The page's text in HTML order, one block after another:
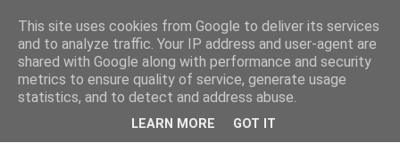
This site uses cookies from Google to deliver its services
and to analyze traffic. Your IP address and user-agent are
shared with Google along with performance and security
metrics to ensure quality of service, generate usage
statistics, and to detect and address abuse.
LEARN MORE GOT IT